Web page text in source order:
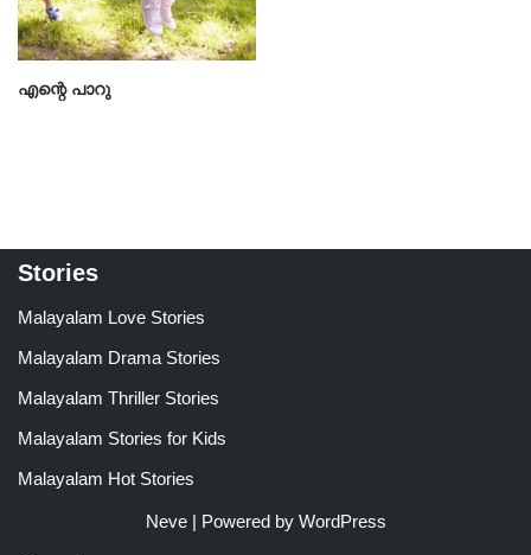
എന്റെ പാറു
Stories
Malayalam Love Stories
Malayalam Drama Stories
Malayalam Thriller Stories
Malayalam Stories for Kids
Malayalam Hot Stories
Neve| Powered by WordPress